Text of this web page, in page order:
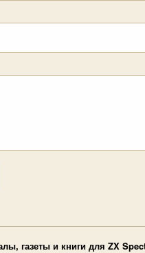
газеты и книги для ZX